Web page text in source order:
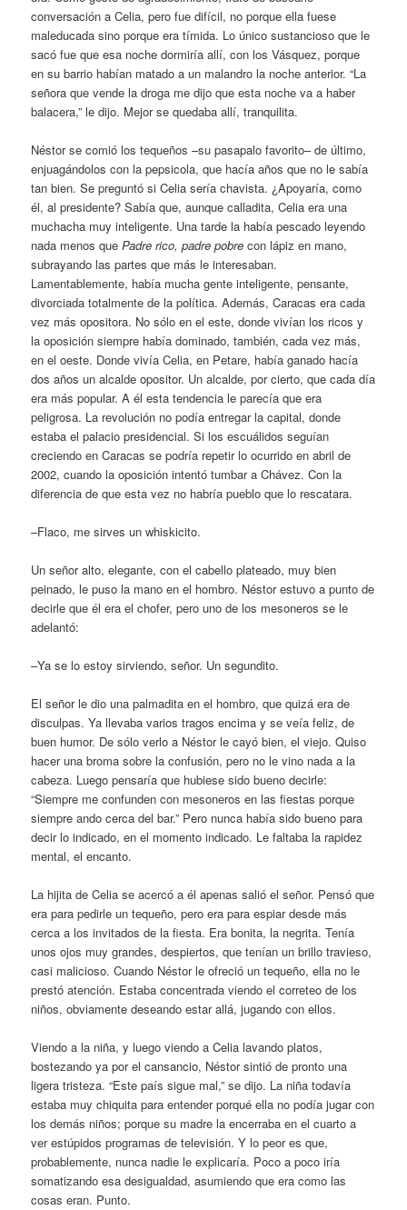
conversación a Celia, pero fue difícil, no porque ella fuese
maleducada sino porque era tímida. Lo único sustancioso que le
sacó fue que esa noche dormiría allí, con los Vásquez, porque
en su barrio habían matado a un malandro la noche anterior. “La
señora que vende la droga me dijo que esta noche va a haber
balacera,” le dijo. Mejor se quedaba allí, tranquilita.
Néstor se comió los tequeños –su pasapalo favorito– de último,
enjuagándolos con la pepsicola, que hacía años que no le sabía
tan bien. Se preguntó si Celia sería chavista. ¿Apoyaría, como
él, al presidente? Sabía que, aunque calladita, Celia era una
muchacha muy inteligente. Una tarde la había pescado leyendo
nada menos quePadre rico, padre pobre con lápiz en mano,
subrayando las partes que más le interesaban.
Lamentablemente, había mucha gente inteligente, pensante,
divorciada totalmente de la política. Además, Caracas era cada
vez más opositora. No sólo en el este, donde vivían los ricos y
la oposición siempre había dominado, también, cada vez más,
en el oeste. Donde vivía Celia, en Petare, había ganado hacía
dos años un alcalde opositor. Un alcalde, por cierto, que cada día
era más popular. A él esta tendencia le parecía que era
peligrosa. La revolución no podía entregar la capital, donde
estaba el palacio presidencial. Si los escuálidos seguían
creciendo en Caracas se podría repetir lo ocurrido en abril de
2002, cuando la oposición intentó tumbar a Chávez. Con la
diferencia de que esta vez no habría pueblo que lo rescatara.
–Flaco, me sirves un whiskicito.
Un señor alto, elegante, con el cabello plateado, muy bien
peinado, le puso la mano en el hombro. Néstor estuvo a punto de
decirle que él era el chofer, pero uno de los mesoneros se le
adelantó:
–Ya se lo estoy sirviendo, señor. Un segundito.
El señor le dio una palmadita en el hombro, que quizá era de
disculpas. Ya llevaba varios tragos encima y se veía feliz, de
buen humor. De sólo verlo a Néstor le cayó bien, el viejo. Quiso
hacer una broma sobre la confusión, pero no le vino nada a la
cabeza. Luego pensaría que hubiese sido bueno decirle:
“Siempre me confunden con mesoneros en las fiestas porque
siempre ando cerca del bar.” Pero nunca había sido bueno para
decir lo indicado, en el momento indicado. Le faltaba la rapidez
mental, el encanto.
La hijita de Celia se acercó a él apenas salió el señor. Pensó que
era para pedirle un tequeño, pero era para espiar desde más
cerca a los invitados de la fiesta. Era bonita, la negrita. Tenía
unos ojos muy grandes, despiertos, que tenían un brillo travieso,
casi malicioso. Cuando Néstor le ofreció un tequeño, ella no le
prestó atención. Estaba concentrada viendo el correteo de los
niños, obviamente deseando estar allá, jugando con ellos.
Viendo a la niña, y luego viendo a Celia lavando platos,
bostezando ya por el cansancio, Néstor sintió de pronto una
ligera tristeza. “Este país sigue mal,” se dijo. La niña todavía
estaba muy chiquita para entender porqué ella no podía jugar con
los demás niños; porque su madre la encerraba en el cuarto a
ver estúpidos programas de televisión. Y lo peor es que,
probablemente, nunca nadie le explicaría. Poco a poco iría
somatizando esa desigualdad, asumiendo que era como las
cosas eran. Punto.